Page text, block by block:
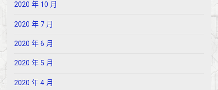
2020 年 10 月
2020 年 7 月
2020 年 6 月
2020 年 5 月
2020 年 4 月